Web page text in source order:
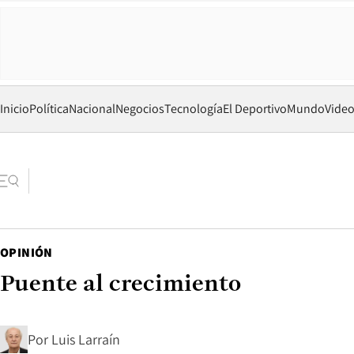
InicioPolíticaNacionalNegociosTecnologíaEl DeportivoMundo
OPINIÓN
Puente al crecimiento
Por Luis Larraín